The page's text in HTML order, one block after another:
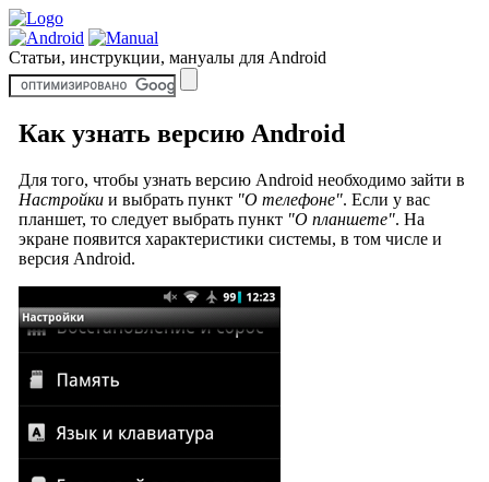
Статьи, инструкции, мануалы для Android
Как узнать версию Android
Для того, чтобы узнать версию Android необходимо зайти в
Настройкии выбрать пункт "О телефоне". Если у вас
планшет, то следует выбрать пункт "О планшете". На
экране появится характеристики системы, в том числе и
версия Android.